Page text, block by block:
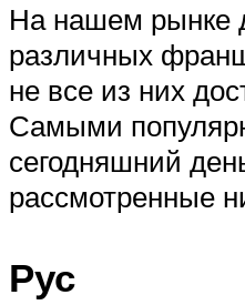
На нашем рынке
различных
не все из них
Самыми
сегодняшний
рассмотренные
Рус